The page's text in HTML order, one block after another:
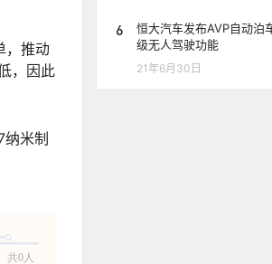
，推动
，因此
纳米制
共0人
6
恒大汽车发布AVP自动泊
级无人驾驶功能
21年6月30日